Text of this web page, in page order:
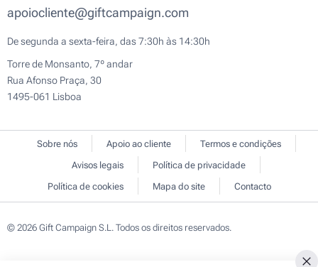
apoiocliente@giftcampaign.com
De segunda a sexta-feira, das 7:30h às 14:30h
Torre de Monsanto, 7º andar
Rua Afonso Praça, 30
1495-061 Lisboa
Sobre nós Apoio ao cliente
Termos e condições
Avisos legais
Política de privacidade
Política de cookies
Mapa do site Contacto
© 2026 Gift Campaign S.L. Todos os direitos reservados.